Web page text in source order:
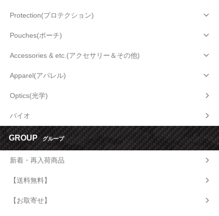
Protection(プロテクション)
Pouches(ポーチ)
Accessories & etc.(アクセサリー＆その他)
Apparel(アパレル)
Optics(光学)
バイオ
GROUP グループ
新着・再入荷商品
【送料無料】
【お取寄せ】